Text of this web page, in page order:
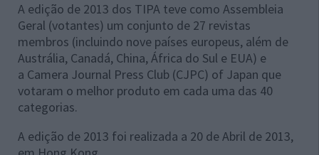
A edição de 2013 dos TIPA teve como Assembleia
Geral (votantes) um conjunto de 27 revistas
membros (incluindo nove países europeus, além de
Austrália, Canadá, China, África do Sul e EUA) e
a Camera Journal Press Club (CJPC) of Japan que
votaram o melhor produto em cada uma das 40
categorias.
A edição de 2013 foi realizada a 20 de Abril de 2013,